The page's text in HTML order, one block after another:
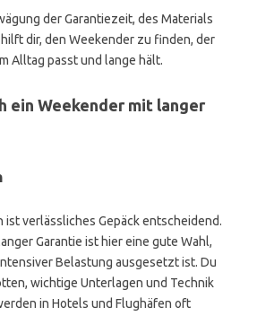
der Garantiezeit, des Materials
dir, den Weekender zu finden, der
Alltag passt und lange hält.
ein Weekender mit langer
ist verlässliches Gepäck entscheidend.
Garantie ist hier eine gute Wahl,
Belastung ausgesetzt ist. Du
wichtige Unterlagen und Technik
in Hotels und Flughäfen oft